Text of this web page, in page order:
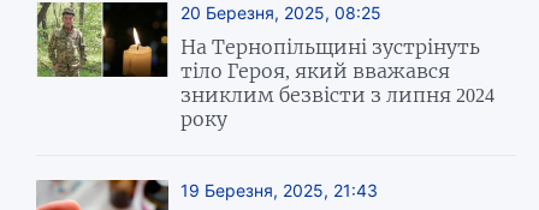
20 Березня, 2025, 08:25
На Тернопільщині зустрінуть
тіло Героя, який вважався
зниклим безвісти з липня 2024
року
19 Березня, 2025, 21:43